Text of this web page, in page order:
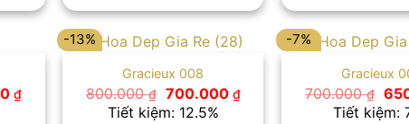
650.000 ₫.
800.000 ₫.
₫Giá
hiện
-13%
Gracieux 008
800.000₫ Giá
gốc
là:
700.000 ₫Giá
hiện
Tiết kiệm: 12.5%
-7%
Gracieux
700.000₫ Giá
gốc
là:
Tiết kiệm: